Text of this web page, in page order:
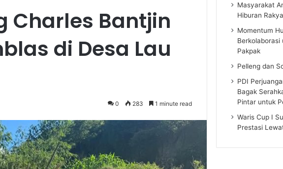
Charles Bantjin
di Desa Lau
0 283 1 minute read
Masyarakat
Hiburan
Momentum
Berkolaborasi
Pakpak
Pelleng dan
PDI
Bagak
Pintar untuk
Waris Cup I
Prestasi